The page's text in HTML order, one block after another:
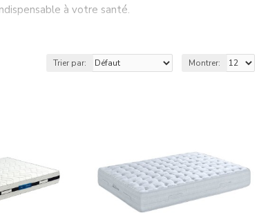
à votre santé.
puissiez trouver celui qui convient à votre lit.
Trier par: Montrer: